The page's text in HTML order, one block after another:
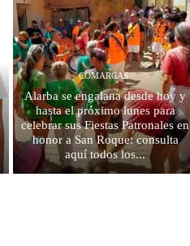
COMARCAS
Alarba se engalana desde hoy y
hasta el próximo lunes para
celebrar sus Fiestas Patronales en
honor a San Roque: consulta
aquí todos los...